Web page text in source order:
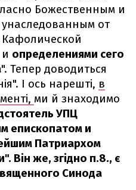
Божественным и
от
определениями сего
". Тепер доводиться
І ось нарешті, в
ми й знаходимо
УПЦ
епископатом и
Патриархом
Він же, згідно п.8., є
Синода